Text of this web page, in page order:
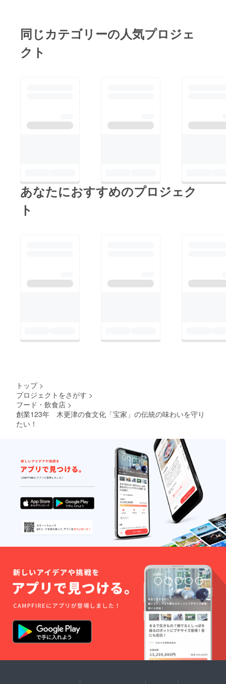
しゃいました。
TBS「爆報！THEフラ
す。始めた当初はまさ
ルウルしっぱなしでし
迎えする為に、色々な
りに送らせていただき
けましたら幸いです。
Tシャツは、7月に発送
予定です。暑い時期に
みなさまを宝家で、そ
して木更津にてお迎え
できる日を心より楽し
みにしておりま
す！ 宝家
期限は
2020年
同じカテゴリーの人気プロジェ
クト
あなたにおすすめのプロジェク
ト
トップ >
プロジェクトをさがす >
フード・飲食店 >
創業123年 木更津の食文化「宝家」の伝統の味わいを守り
たい！